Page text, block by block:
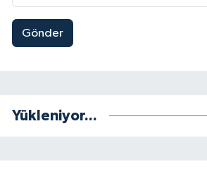
Gönder
Yükleniyor...